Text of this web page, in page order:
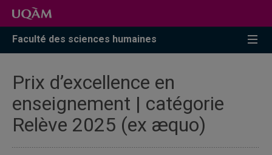
Faculté des sciences humaines
Prix d’excellence en
enseignement | catégorie
Relève 2025 (ex æquo)